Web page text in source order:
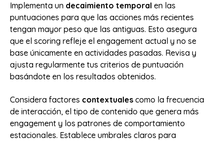
Implementa un decaimiento temporal en las
puntuaciones para que las acciones más recientes
tengan mayor peso que las antiguas. Esto asegura
que el scoring refleje el engagement actual y no se
base únicamente en actividades pasadas. Revisa y
ajusta regularmente tus criterios de puntuación
basándote en los resultados obtenidos.
Considera factores contextuales como la frecuencia
de interacción, el tipo de contenido que genera más
engagement y los patrones de comportamiento
estacionales. Establece umbrales claros para